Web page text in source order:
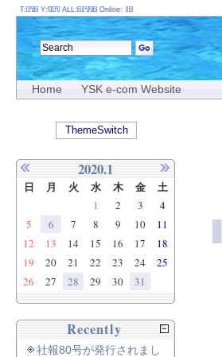
Home YSK e-com Website
T: Y: ALL: Online:
ThemeSwitch
2020.1
日 月 火 水 木 金 土
1 2 3
4
5
6 7 8 9 10
11
12
13 14 15 16 17
18
19
20 21 22 23 24
25
26
27 28 29 30 31
Recently
社報80号が発行されまし